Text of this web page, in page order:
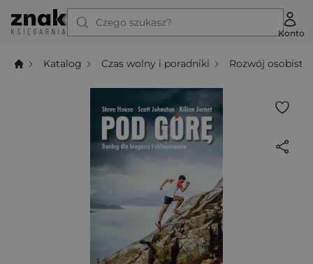
Czego szukasz?
Konto
Katalog Czas wolny i poradniki Rozwój osobisty